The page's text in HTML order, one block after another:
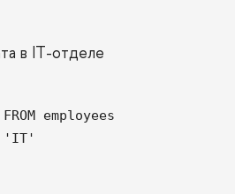
в IT-отделе
employees
'IT'